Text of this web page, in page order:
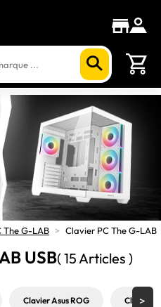
The G-LAB > Clavier PC The G-LAB
USB( 15 Articles )
Clavier Asus ROG Clavier